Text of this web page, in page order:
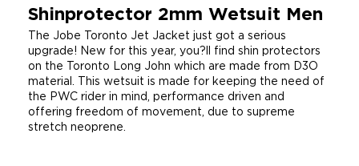
Shinprotector 2mm Wetsuit Men
The Jobe Toronto Jet Jacket just got a serious
upgrade! New for this year, you?ll find shin protectors
on the Toronto Long John which are made from D3O
material. This wetsuit is made for keeping the need of
the PWC rider in mind, performance driven and
offering freedom of movement, due to supreme
stretch neoprene.